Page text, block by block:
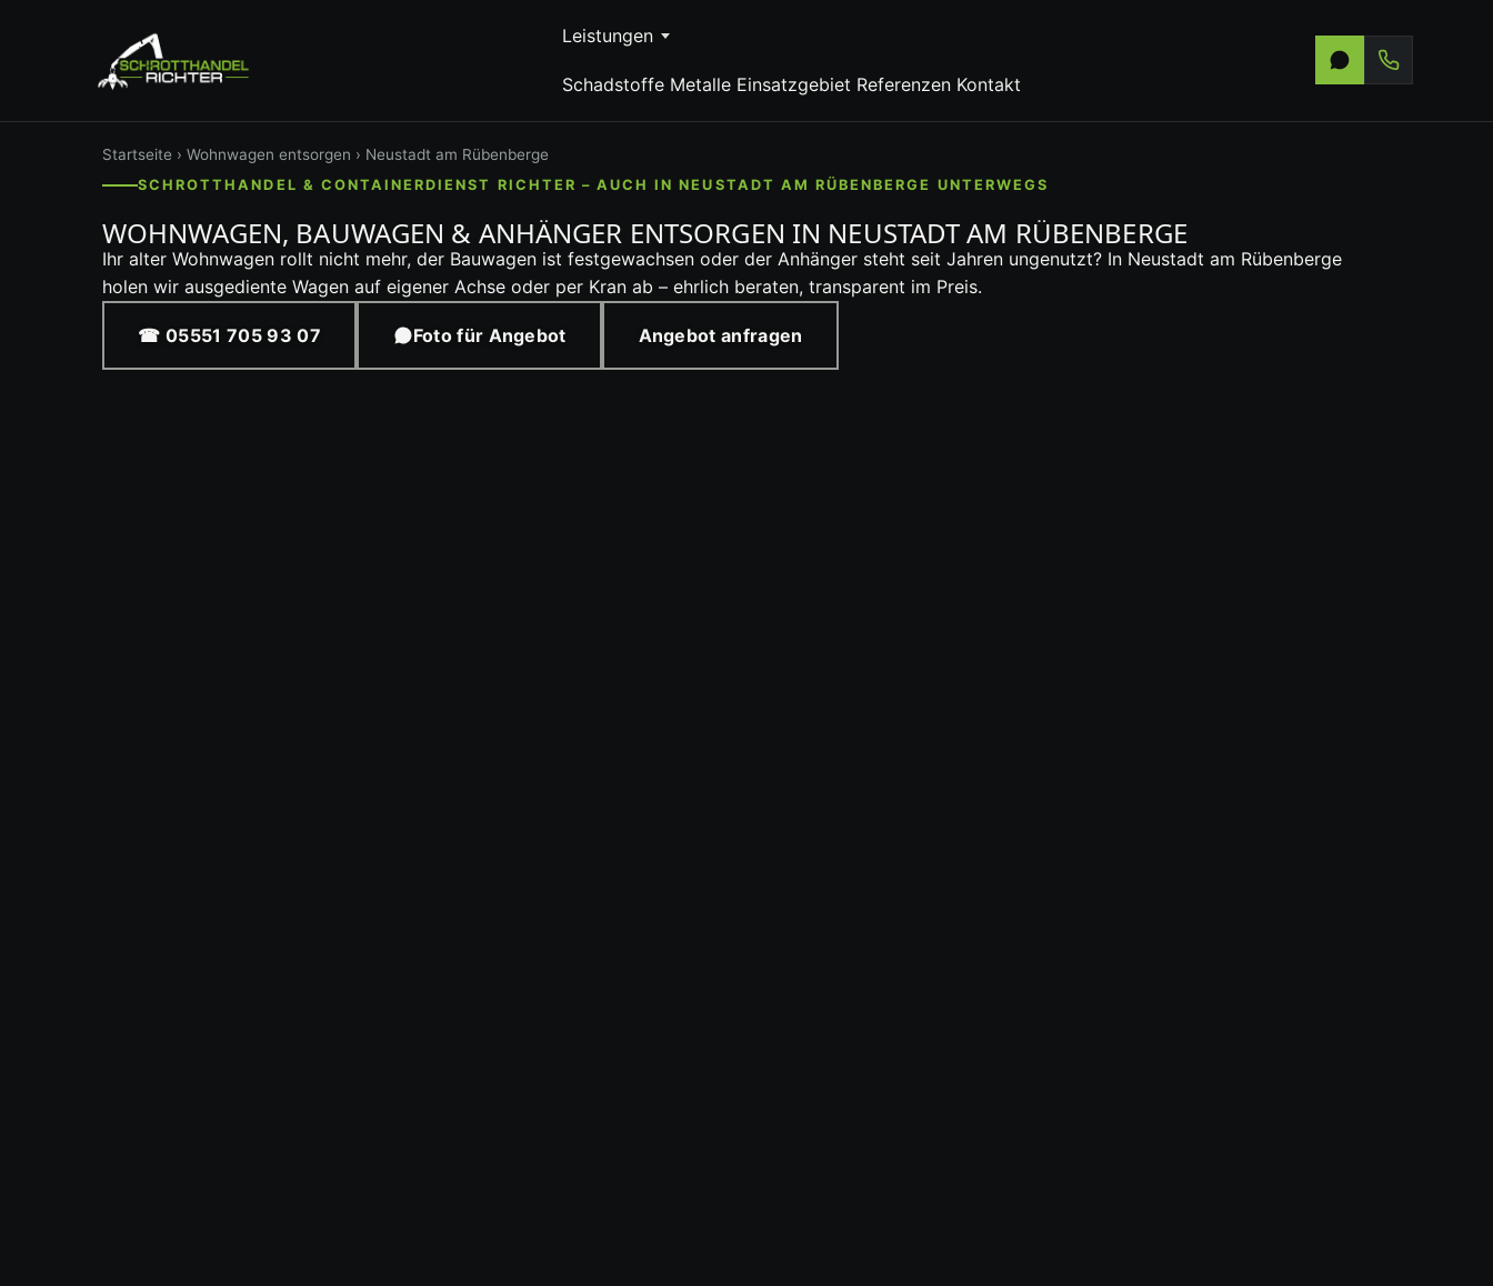
Leistungen
Schadstoffe Metalle Einsatzgebiet Referenzen Kontakt
Startseite › Wohnwagen entsorgen › Neustadt am Rübenberge
SCHROTTHANDEL & CONTAINERDIENST RICHTER – AUCH IN NEUSTADT AM RÜBENBERGE UNTERWEGS
WOHNWAGEN, BAUWAGEN & ANHÄNGER ENTSORGEN IN NEUSTADT AM RÜBENBERGE
Ihr alter Wohnwagen rollt nicht mehr, der Bauwagen ist festgewachsen oder der Anhänger steht seit Jahren ungenutzt? In Neustadt am Rübenberge
holen wir ausgediente Wagen auf eigener Achse oder per Kran ab – ehrlich beraten, transparent im Preis.
☎ 05551 705 93 07 Foto für Angebot Angebot anfragen